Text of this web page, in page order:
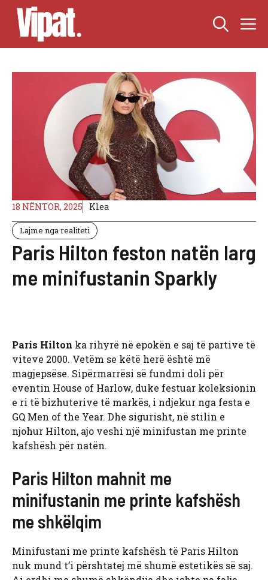
Skip
content
18 NËNTOR, 2025 Klea
Lajme nga realiteti
Paris Hilton feston natën larg
me minifustanin Sparkly
Paris Hilton ka rihyrë në epokën e saj të partive të
viteve 2000. Vetëm se këtë herë është më
magjepsëse. Sipërmarrësi së fundmi doli për
eventin House of Harlow, duke festuar koleksionin
e ri të bizhuterive të markës, i ndjekur nga festa e
GQ Men of the Year. Dhe sigurisht, në stilin e
njohur Hilton, ajo veshi një minifustan me printe
kafshësh për natën.
Paris Hilton mahnit me
minifustanin me printe kafshësh
me shkëlqim
Minifustani me printe kafshësh të Paris Hilton
nuk mund t’i përshtatej më shumë estetikës së saj.